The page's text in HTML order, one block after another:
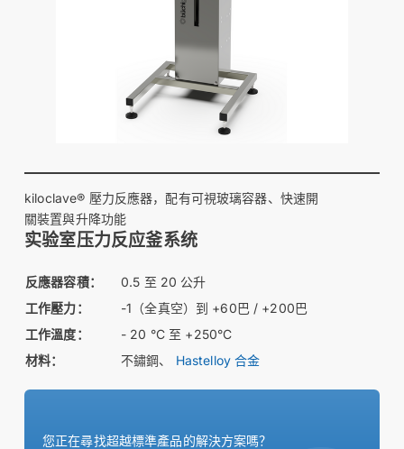
kiloclave® 壓力反應器，配有可視玻璃容器、快速開
關裝置與升降功能
实验室压力反应釜系统
反應器容積：
0.5 至 20 公升
工作壓力：
-1（全真空）到 +60巴 / +200巴
工作溫度：
- 20 °C 至 +250°C
材料：
不鏽鋼、 Hastelloy 合金
您正在尋找超越標準產品的解決方案嗎？